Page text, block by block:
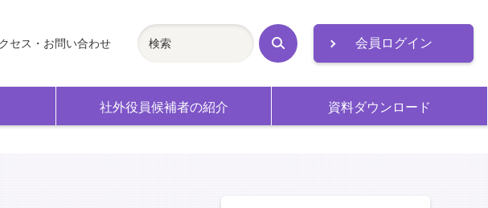
会員ログイン
社外役員候補者の紹介 資料ダウンロード
セス・お問い合わせ
検
索